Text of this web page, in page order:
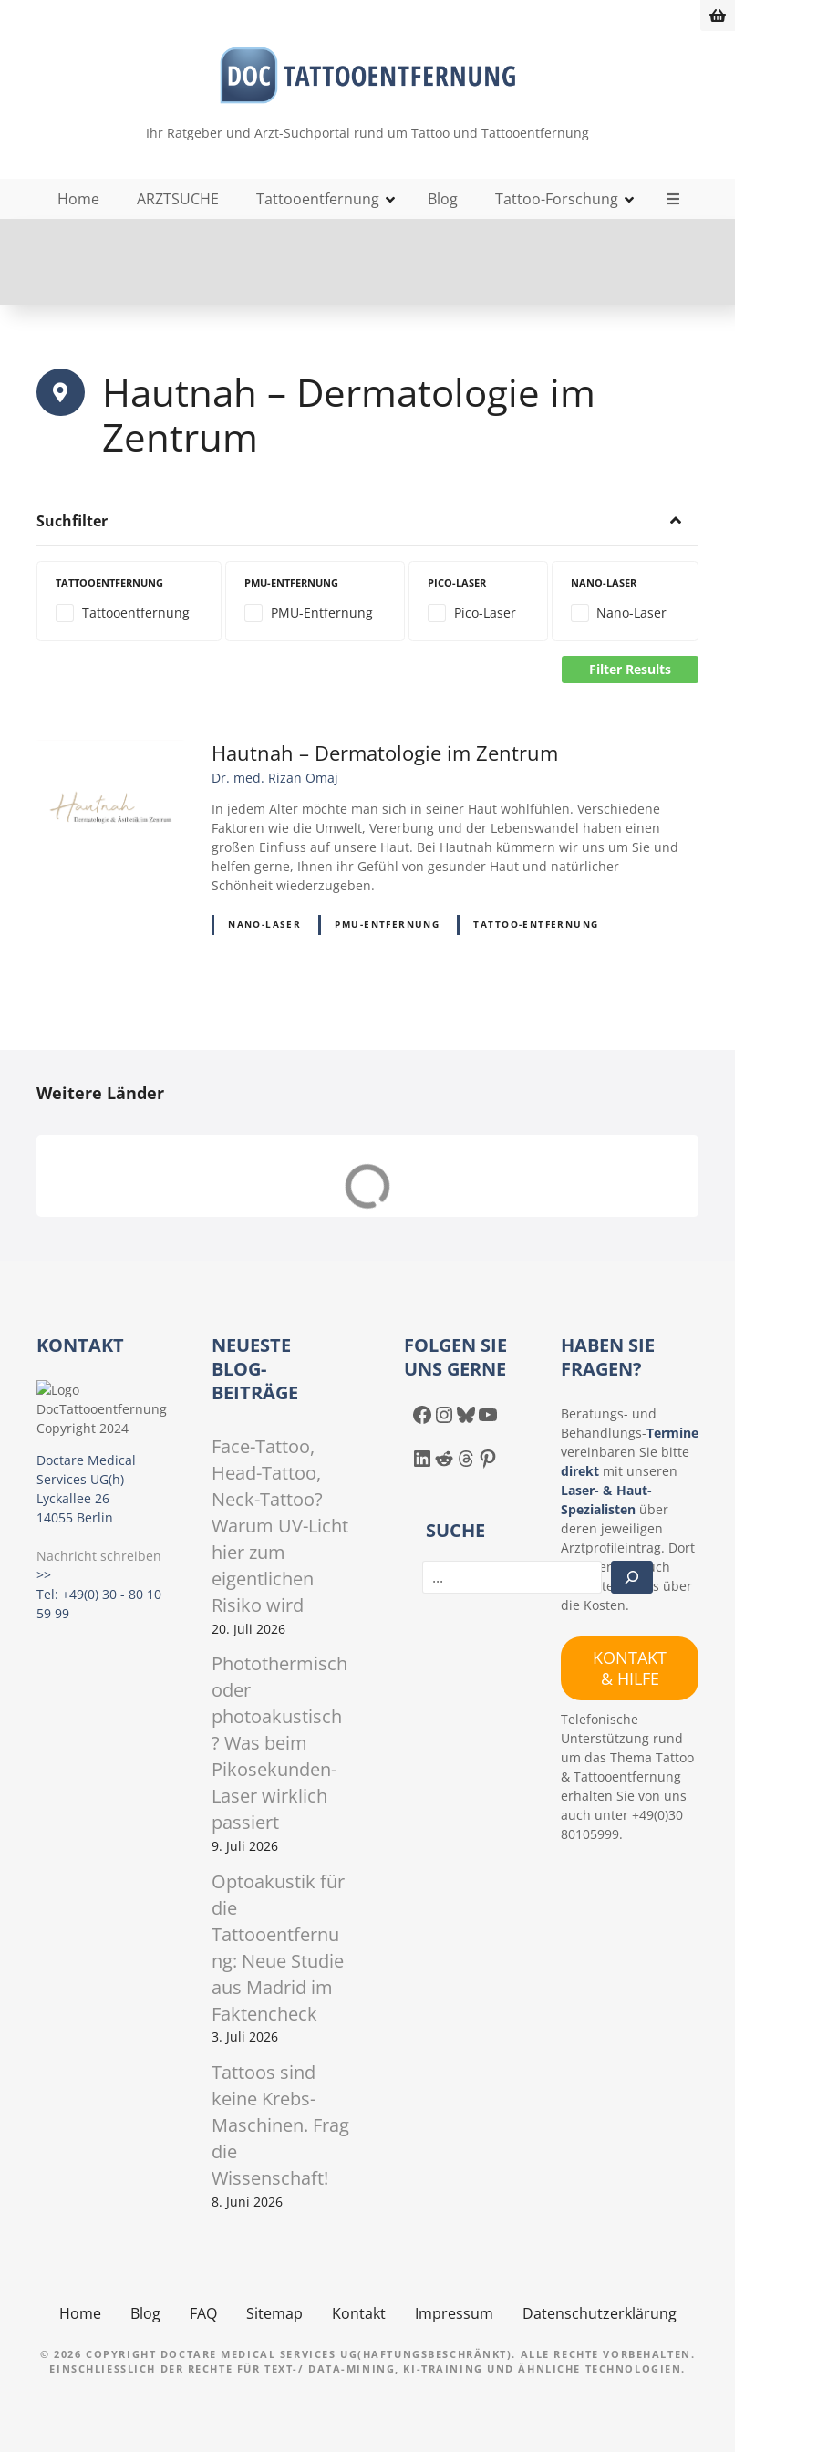
Ihr Ratgeber und Arzt-Suchportal rund um Tattoo und Tattooentfernung
Home ARZTSUCHE Tattooentfernung Blog Tattoo-Forschung
Hautnah – Dermatologie im
Zentrum
Suchfilter
TATTOOENTFERNUNG
Tattooentfernung
PMU-ENTFERNUNG
PMU-Entfernung
PICO-LASER
Pico-Laser
NANO-LASER
Nano-Laser
Filter Results
Hautnah – Dermatologie im Zentrum
Dr. med. Rizan Omaj
In jedem Alter möchte man sich in seiner Haut wohlfühlen. Verschiedene
Faktoren wie die Umwelt, Vererbung und der Lebenswandel haben einen
großen Einfluss auf unsere Haut. Bei Hautnah kümmern wir uns um Sie und
helfen gerne, Ihnen ihr Gefühl von gesunder Haut und natürlicher
Schönheit wiederzugeben.
NANO-LASER PMU-ENTFERNUNG TATTOO-ENTFERNUNG
i
g
a
t
i
o
n
Weitere Länder
Deutschland (D)
KONTAKT
Doctare Medical
Services UG(h)
Lyckallee 26
14055 Berlin
Nachricht schreiben
>>
Tel: +49(0) 30 - 80 10
59 99
NEUESTE
BLOG-
BEITRÄGE
Face-Tattoo,
Head-Tattoo,
Neck-Tattoo?
Warum UV-Licht
hier zum
eigentlichen
Risiko wird
20. Juli 2026
Photothermisch
oder
photoakustisch
? Was beim
Pikosekunden-
Laser wirklich
passiert
9. Juli 2026
Optoakustik für
die
Tattooentfernu
ng: Neue Studie
aus Madrid im
Faktencheck
3. Juli 2026
Tattoos sind
keine Krebs-
Maschinen. Frag
die
Wissenschaft!
8. Juni 2026
FOLGEN SIE
UNS GERNE
Facebook InstagramBluesky YouTube
LinkedIn Reddit Threads Pinterest
SUCHE
HABEN SIE
FRAGEN?
Beratungs- und
Behandlungs-Termine
vereinbaren Sie bitte
direktmit unseren
Laser- & Haut-
Spezialistenüber
deren jeweiligen
Arztprofileintrag. Dort
erfahren Sie auch
konkrete Details über
die Kosten.
KONTAKT
& HILFE
Telefonische
Unterstützung rund
um das Thema Tattoo
& Tattooentfernung
erhalten Sie von uns
auch unter +49(0)30
80105999.
Home Blog FAQ Sitemap Kontakt Impressum Datenschutzerklärung
© 2026 COPYRIGHT DOCTARE MEDICAL SERVICES UG(HAFTUNGSBESCHRÄNKT). ALLE RECHTE VORBEHALTEN.
EINSCHLIESSLICH DER RECHTE FÜR TEXT-/ DATA-MINING, KI-TRAINING UND ÄHNLICHE TECHNOLOGIEN.